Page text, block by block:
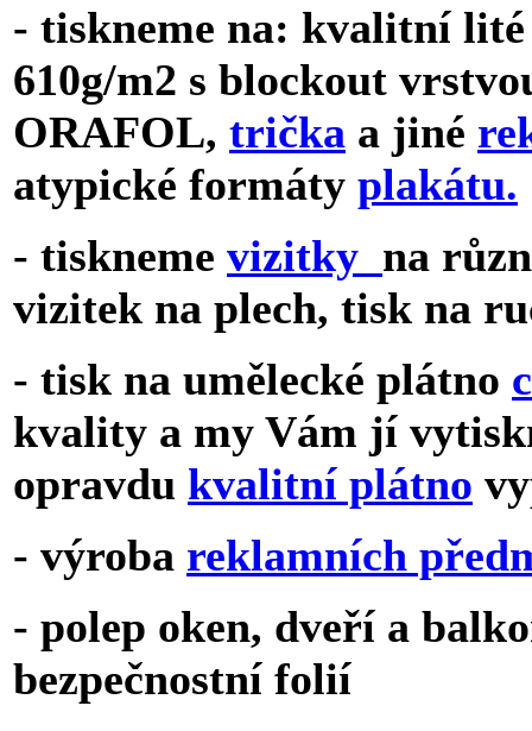
- tiskneme na: kvalitní
610g/m2 s blockout
ORAFOL, trička a jiné
atypické formáty plakátu.
- tiskneme vizitky na
vizitek na plech, tisk na
- tisk na umělecké plátno
kvality a my Vám jí
opravdu kvalitní plátno
- výroba reklamních
- polep oken, dveří a
bezpečnostní folií